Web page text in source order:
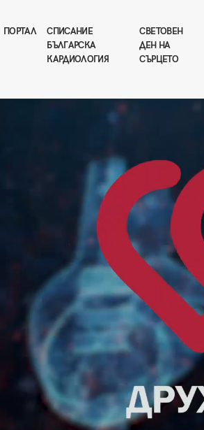
ПОРТАЛ
СПИСАНИЕ
БЪЛГАРСКА
КАРДИОЛОГИЯ
СВЕТОВЕН
ДЕН НА
СЪРЦЕТО